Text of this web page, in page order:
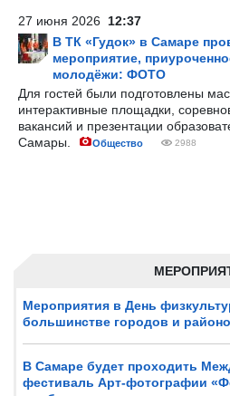
Мероприятия в День
большинстве городов и
В Самаре будет проходить
фестиваль Арт-фотографии
27 июня 2026 12:37
В ТК «Гудок» в Самаре
мероприятие,
молодёжи: ФОТО
Для гостей были подготовлены
интерактивные площадки,
вакансий и презентации
Самары.
Общество 2988